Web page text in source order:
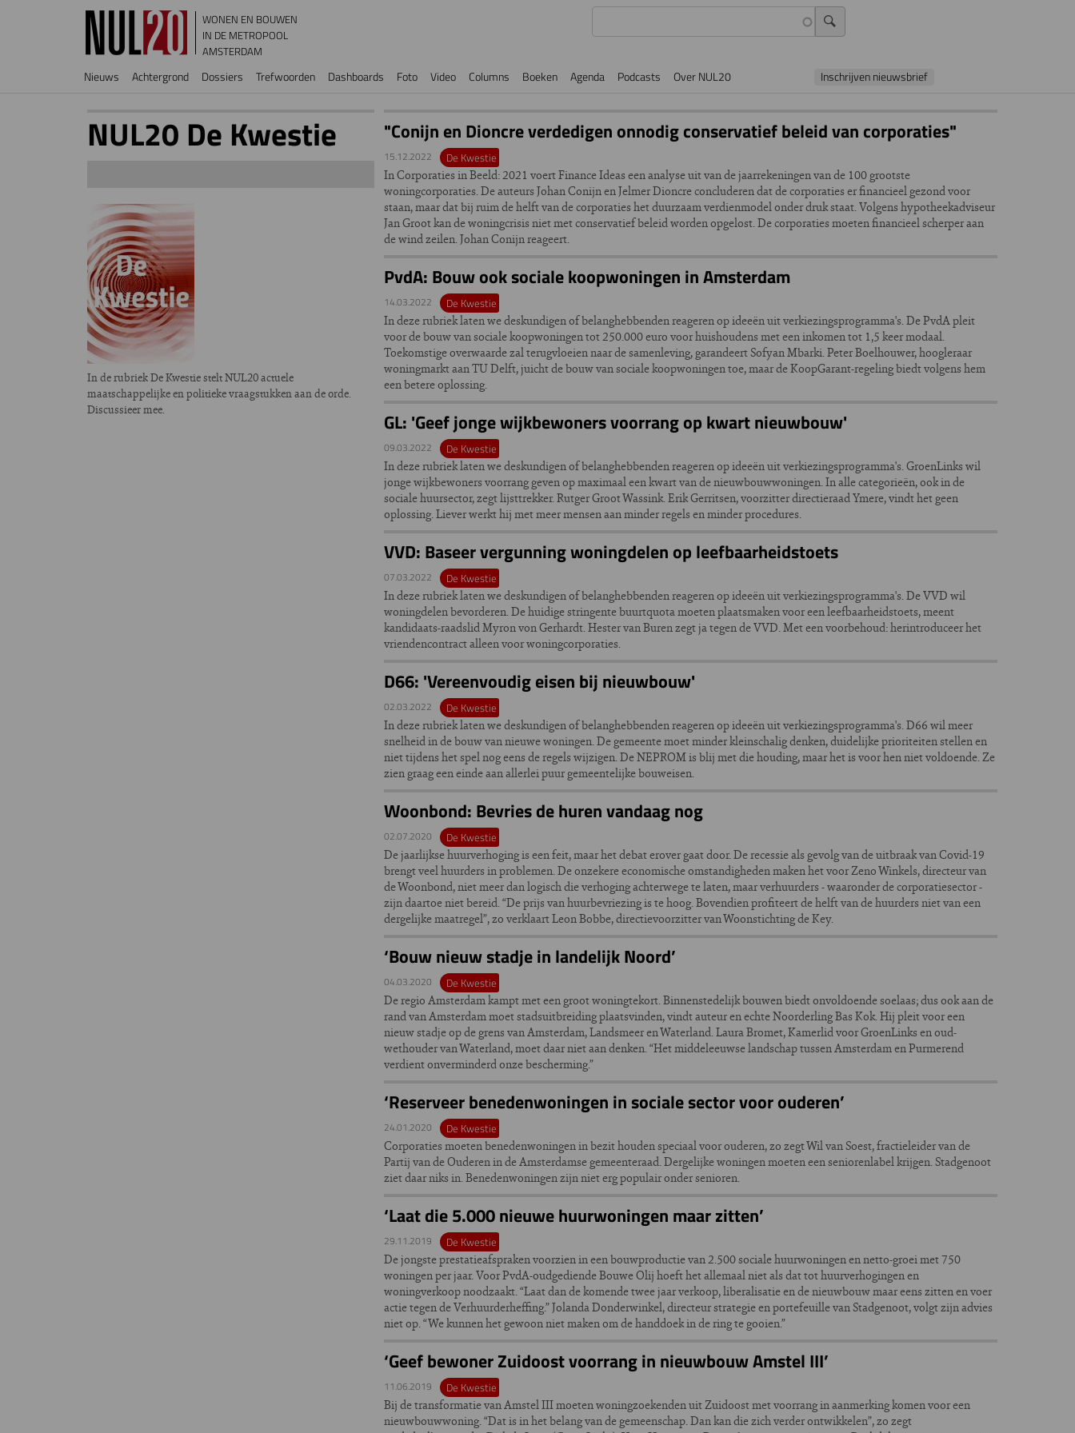
Overslaan en naar de inhoud gaan
WONEN EN BOUWEN
IN DE METROPOOL
AMSTERDAM
Hoofdnavigatie
Nieuws Achtergrond Dossiers Trefwoorden Dashboards Foto Video Columns Boeken Agenda Podcasts Over NUL20 Inschrijven nieuwsbrief
"Conijn en Dioncre verdedigen onnodig conservatief beleid van corporaties"
15.12.2022 De Kwestie
In Corporaties in Beeld: 2021 voert Finance Ideas een analyse uit van de jaarrekeningen van de 100 grootste
woningcorporaties. De auteurs Johan Conijn en Jelmer Dioncre concluderen dat de corporaties er financieel gezond voor
staan, maar dat bij ruim de helft van de corporaties het duurzaam verdienmodel onder druk staat. Volgens hypotheekadviseur
Jan Groot kan de woningcrisis niet met conservatief beleid worden opgelost. De corporaties moeten financieel scherper aan
de wind zeilen. Johan Conijn reageert.
PvdA: Bouw ook sociale koopwoningen in Amsterdam
14.03.2022 De Kwestie
In deze rubriek laten we deskundigen of belanghebbenden reageren op ideeën uit verkiezingsprogramma's. De PvdA pleit
voor de bouw van sociale koopwoningen tot 250.000 euro voor huishoudens met een inkomen tot 1,5 keer modaal.
Toekomstige overwaarde zal terugvloeien naar de samenleving, garandeert Sofyan Mbarki. Peter Boelhouwer, hoogleraar
woningmarkt aan TU Delft, juicht de bouw van sociale koopwoningen toe, maar de KoopGarant-regeling biedt volgens hem
een betere oplossing.
GL: 'Geef jonge wijkbewoners voorrang op kwart nieuwbouw'
09.03.2022 De Kwestie
In deze rubriek laten we deskundigen of belanghebbenden reageren op ideeën uit verkiezingsprogramma's. GroenLinks wil
jonge wijkbewoners voorrang geven op maximaal een kwart van de nieuwbouwwoningen. In alle categorieën, ook in de
sociale huursector, zegt lijsttrekker. Rutger Groot Wassink. Erik Gerritsen, voorzitter directieraad Ymere, vindt het geen
oplossing. Liever werkt hij met meer mensen aan minder regels en minder procedures.
VVD: Baseer vergunning woningdelen op leefbaarheidstoets
07.03.2022 De Kwestie
In deze rubriek laten we deskundigen of belanghebbenden reageren op ideeën uit verkiezingsprogramma's. De VVD wil
woningdelen bevorderen. De huidige stringente buurtquota moeten plaatsmaken voor een leefbaarheidstoets, meent
kandidaats-raadslid Myron von Gerhardt. Hester van Buren zegt ja tegen de VVD. Met een voorbehoud: herintroduceer het
vriendencontract alleen voor woningcorporaties.
D66: 'Vereenvoudig eisen bij nieuwbouw'
02.03.2022 De Kwestie
In deze rubriek laten we deskundigen of belanghebbenden reageren op ideeën uit verkiezingsprogramma's. D66 wil meer
snelheid in de bouw van nieuwe woningen. De gemeente moet minder kleinschalig denken, duidelijke prioriteiten stellen en
niet tijdens het spel nog eens de regels wijzigen. De NEPROM is blij met die houding, maar het is voor hen niet voldoende. Ze
zien graag een einde aan allerlei puur gemeentelijke bouweisen.
Woonbond: Bevries de huren vandaag nog
02.07.2020 De Kwestie
De jaarlijkse huurverhoging is een feit, maar het debat erover gaat door. De recessie als gevolg van de uitbraak van Covid-19
brengt veel huurders in problemen. De onzekere economische omstandigheden maken het voor Zeno Winkels, directeur van
de Woonbond, niet meer dan logisch die verhoging achterwege te laten, maar verhuurders - waaronder de corporatiesector -
zijn daartoe niet bereid. “De prijs van huurbevriezing is te hoog. Bovendien profiteert de helft van de huurders niet van een
dergelijke maatregel”, zo verklaart Leon Bobbe, directievoorzitter van Woonstichting de Key.
‘Bouw nieuw stadje in landelijk Noord’
04.03.2020 De Kwestie
De regio Amsterdam kampt met een groot woningtekort. Binnenstedelijk bouwen biedt onvoldoende soelaas; dus ook aan de
rand van Amsterdam moet stadsuitbreiding plaatsvinden, vindt auteur en echte Noorderling Bas Kok. Hij pleit voor een
nieuw stadje op de grens van Amsterdam, Landsmeer en Waterland. Laura Bromet, Kamerlid voor GroenLinks en oud-
wethouder van Waterland, moet daar niet aan denken. “Het middeleeuwse landschap tussen Amsterdam en Purmerend
verdient onverminderd onze bescherming.”
‘Reserveer benedenwoningen in sociale sector voor ouderen’
24.01.2020 De Kwestie
Corporaties moeten benedenwoningen in bezit houden speciaal voor ouderen, zo zegt Wil van Soest, fractieleider van de
Partij van de Ouderen in de Amsterdamse gemeenteraad. Dergelijke woningen moeten een seniorenlabel krijgen. Stadgenoot
ziet daar niks in. Benedenwoningen zijn niet erg populair onder senioren.
‘Laat die 5.000 nieuwe huurwoningen maar zitten’
29.11.2019 De Kwestie
De jongste prestatieafspraken voorzien in een bouwproductie van 2.500 sociale huurwoningen en netto-groei met 750
woningen per jaar. Voor PvdA-oudgediende Bouwe Olij hoeft het allemaal niet als dat tot huurverhogingen en
woningverkoop noodzaakt. “Laat dan de komende twee jaar verkoop, liberalisatie en de nieuwbouw maar eens zitten en voer
actie tegen de Verhuurderheffing.” Jolanda Donderwinkel, directeur strategie en portefeuille van Stadgenoot, volgt zijn advies
niet op. “We kunnen het gewoon niet maken om de handdoek in de ring te gooien.”
‘Geef bewoner Zuidoost voorrang in nieuwbouw Amstel III’
11.06.2019 De Kwestie
Bij de transformatie van Amstel III moeten woningzoekenden uit Zuidoost met voorrang in aanmerking komen voor een
nieuwbouwwoning. “Dat is in het belang van de gemeenschap. Dan kan die zich verder ontwikkelen”, zo zegt
NUL20 De Kwestie
In de rubriek De Kwestie stelt NUL20 actuele
maatschappelijke en politieke vraagstukken aan de orde.
Discussieer mee.